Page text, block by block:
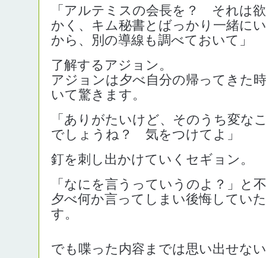
「アルテミスの会長を？ それは
かく、キム秘書とばっかり一緒に
から、別の導線も調べておいて」
了解するアジョン。
アジョンは夕べ自分の帰ってきた
いて驚きます。
「ありがたいけど、そのうち変な
でしょうね？ 気をつけてよ」
釘を刺し出かけていくセギョン。
「なにを言うっていうのよ？」と
夕べ何か言ってしまい後悔してい
す。
でも喋った内容までは思い出せな